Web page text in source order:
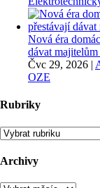
Nová éra
dávat
Čvc 29, 2026 |
OZE
Rubriky
Rubriky
Archivy